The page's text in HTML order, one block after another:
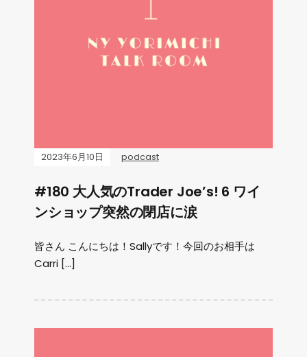
2023年6月10日 podcast
#180 大人気のTrader Joe’s! 6 ワイ
ンショップ突然の閉店に涙
皆さん こんにちは！Sallyです！今回のお相手は
Carri […]